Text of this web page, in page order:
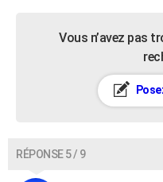
Vous n’avez pas
RÉPONSE 5 / 9